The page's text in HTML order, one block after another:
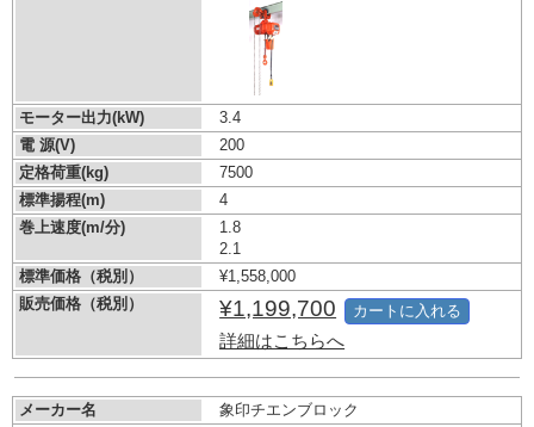
モーター出力(kW)
3.4
電 源(V)
200
定格荷重(kg)
7500
標準揚程(m)
4
巻上速度(m/分)
1.8
2.1
標準価格（税別）
¥1,558,000
販売価格（税別）
¥1,199,700
詳細はこちらへ
カートに入れる
メーカー名
象印チエンブロック